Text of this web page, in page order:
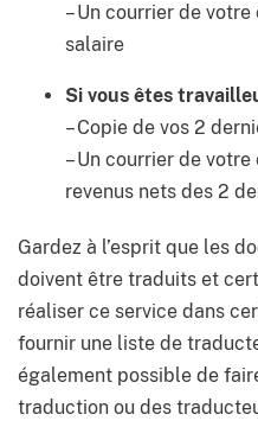
–Un courrier de
salaire
Si vous êtes
–Copie de vos 2
–Un courrier de
revenus nets des 2
Gardez à l’esprit que les
doivent être traduits et
réaliser ce service dans
fournir une liste de
également possible de
traduction ou des